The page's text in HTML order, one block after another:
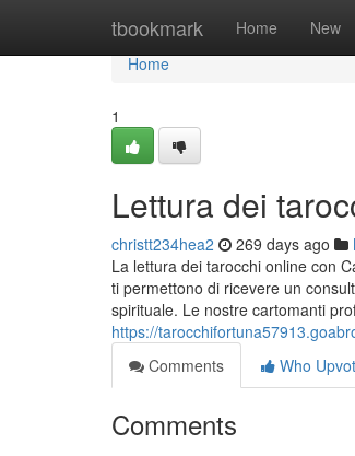
tbookmark Home New
Home
Home
1
Lettura dei
christt234hea2 269 days ago
La lettura dei tarocchi online con
ti permettono di ricevere un
spirituale. Le nostre cartomanti
https://
Comments
Who
Comments